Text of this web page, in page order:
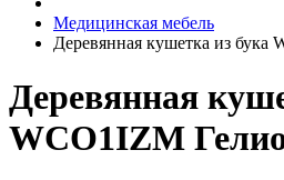
Медицинская мебель
Деревянная кушетка из бука
Деревянная
WCO1IZM